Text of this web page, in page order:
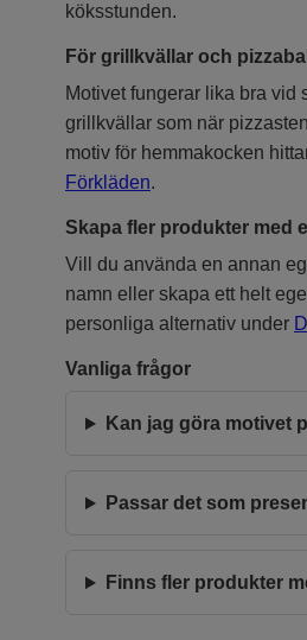
köksstunden.
För grillkvällar och
Motivet fungerar lika bra vid
grillkvällar som när
motiv för hemmakocken
Förkläden.
Skapa fler produkter med
Vill du använda en annan
namn eller skapa ett helt
personliga alternativ under
Vanliga frågor
Kan jag göra motivet
Passar det som
Finns fler produkter